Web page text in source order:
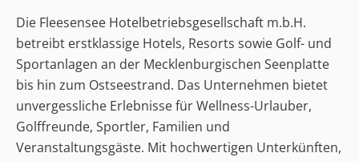
Die Fleesensee Hotelbetriebsgesellschaft m.b.H.
betreibt erstklassige Hotels, Resorts sowie Golf- und
Sportanlagen an der Mecklenburgischen Seenplatte
bis hin zum Ostseestrand. Das Unternehmen bietet
unvergessliche Erlebnisse für Wellness-Urlauber,
Golffreunde, Sportler, Familien und
Veranstaltungsgäste. Mit hochwertigen Unterkünften,